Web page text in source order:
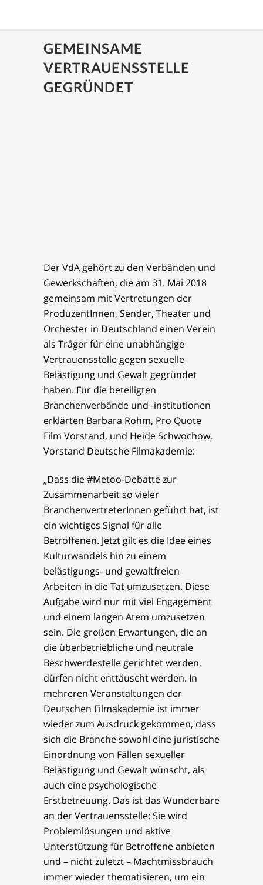
GEMEINSAME
VERTRAUENSSTELLE
GEGRÜNDET
Der VdA gehört zu den Verbänden und
Gewerkschaften, die am 31. Mai 2018
gemeinsam mit Vertretungen der
ProduzentInnen, Sender, Theater und
Orchester in Deutschland einen Verein
als Träger für eine unabhängige
Vertrauensstelle gegen sexuelle
Belästigung und Gewalt gegründet
haben. Für die beteiligten
Branchenverbände und -institutionen
erklärten Barbara Rohm, Pro Quote
Film Vorstand, und Heide Schwochow,
Vorstand Deutsche Filmakademie:
„Dass die #Metoo-Debatte zur
Zusammenarbeit so vieler
BranchenvertreterInnen geführt hat, ist
ein wichtiges Signal für alle
Betroffenen. Jetzt gilt es die Idee eines
Kulturwandels hin zu einem
belästigungs- und gewaltfreien
Arbeiten in die Tat umzusetzen. Diese
Aufgabe wird nur mit viel Engagement
und einem langen Atem umzusetzen
sein. Die großen Erwartungen, die an
die überbetriebliche und neutrale
Beschwerdestelle gerichtet werden,
dürfen nicht enttäuscht werden. In
mehreren Veranstaltungen der
Deutschen Filmakademie ist immer
wieder zum Ausdruck gekommen, dass
sich die Branche sowohl eine juristische
Einordnung von Fällen sexueller
Belästigung und Gewalt wünscht, als
auch eine psychologische
Erstbetreuung. Das ist das Wunderbare
an der Vertrauensstelle: Sie wird
Problemlösungen und aktive
Unterstützung für Betroffene anbieten
und – nicht zuletzt – Machtmissbrauch
immer wieder thematisieren, um ein